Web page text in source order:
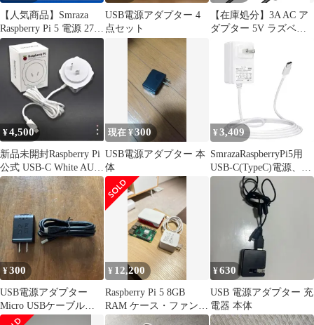
【人気商品】Smraza
Raspberry Pi 5 電源 27W
PDアダプター USB-C
(Type C）5.1V 5A ラズ
ベリーパイ5用ACアダ
プター Raspberry Pi 5に
適用（ブラック）
USB電源アダプター 4
点セット
【在庫処分】3A AC ア
ダプター 5V ラズベリ
ーパイ3b+ 電源アダプ
ター スイッチ付き
3b+電源 Raspberry Pi Pi
3 Model Raspberry b+適
用（Raspberry Pi Vemico
3、Pi 2、タブレット、
スマホにも
¥4,500
新品未開封Raspberry Pi
公式 USB-C White AU4
個セット
現在 ¥300
USB電源アダプター 本
体
¥ 3,409
SmrazaRaspberryPi5用
USB-C(TypeC)電源、
5.1V5APD27Wラズベリ
ーパイ5用ACアダプタ
ーRaspberryPi5に適
¥300
USB電源アダプター
Micro USBケーブルセ
ット 本体
¥ 12,200
Raspberry Pi 5 8GB
RAM ケース・ファン・
充電器セット
¥630
USB 電源アダプター 充
電器 本体